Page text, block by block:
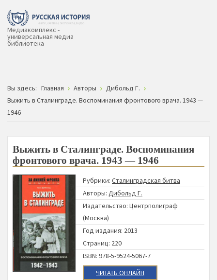
Медиакомплекс -
универсальная медиа
библиотека
Вы здесь: Главная Авторы
Дибольд Г.
Выжить в Сталинграде. Воспоминания фронтового врача. 1943 —
1946
Выжить в Сталинграде. Воспоминания
фронтового врача. 1943 — 1946
Рубрики:Сталинградская битва
Авторы:Дибольд Г.
Издательство:Центрполиграф
(Москва)
Год издания: 2013
Страниц: 220
ISBN: 978-5-9524-5067-7
ЧИТАТЬ ОНЛАЙН